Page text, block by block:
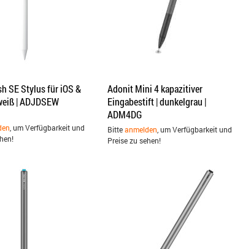
SE Stylus für iOS &
| ADJDSEW
, um Verfügbarkeit und
Adonit Mini 4 kapazitiver
Eingabestift | dunkelgrau |
ADM4DG
Bitteanmelden , um Verfügbarkeit und
Preise zu sehen!